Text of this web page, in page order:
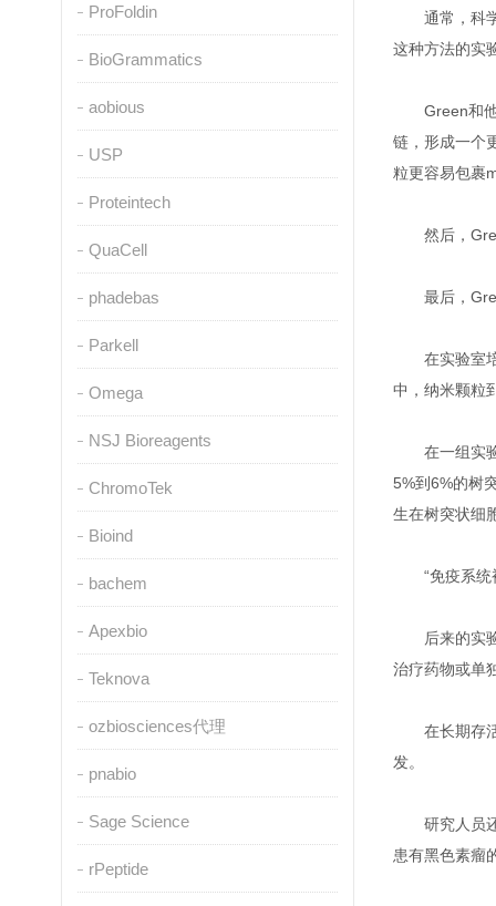
ProFoldin
BioGrammatics
aobious
USP
Proteintech
QuaCell
phadebas
Parkell
Omega
NSJ Bioreagents
ChromoTek
Bioind
bachem
Apexbio
Teknova
ozbiosciences代理
pnabio
Sage Science
rPeptide
通常，科
这种方法的实
Green和
链，形成一个
粒更容易包裹
然后，
最后，
在实验室
中，纳米颗粒
在一组实
5%到6%的树
生在树突状细
“免疫系
后来的实
治疗药物或单
在长期存
发。
研究人员
患有黑色素瘤